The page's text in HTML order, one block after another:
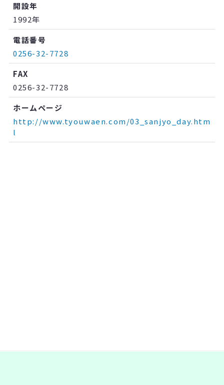
開設年
1992年
電話番号
0256-32-7728
FAX
0256-32-7728
ホームページ
http://www.tyouwaen.com/03_sanjyo_day.htm
l